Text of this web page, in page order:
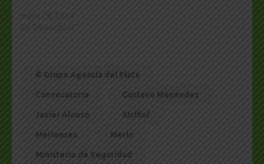
© Grupo Agencia del Plata
Convocatoria Gustavo Menéndez
Javier Alonso Kicillof
Merlenses Merlo
Ministerio de Seguridad